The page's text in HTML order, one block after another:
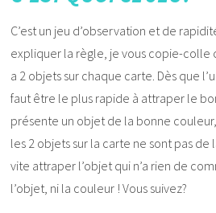
C’est un jeu d’observation et de
expliquer la règle, je vous copie-colle
a 2 objets sur chaque carte. Dès que
faut être le plus rapide à attraper le
présente un objet de la bonne
les 2 objets sur la carte ne sont pas
vite attraper l’objet qui n’a rien de
l’objet, ni la couleur ! Vous suivez?